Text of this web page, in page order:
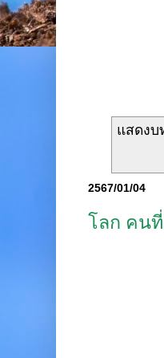
แสดง
2567/01/04
โลก คนที่